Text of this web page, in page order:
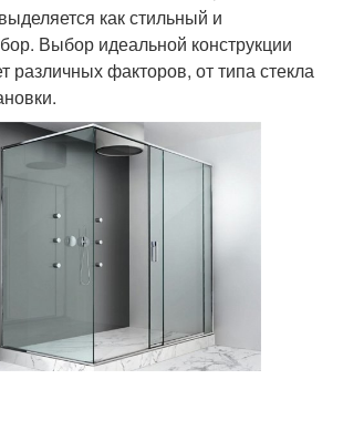
как стильный и
Выбор идеальной конструкции
различных факторов, от типа стекла